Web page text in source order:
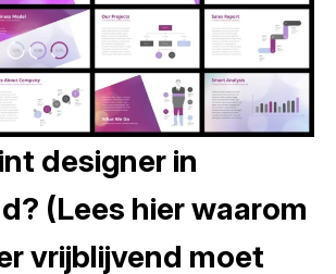
designer in
(Lees hier waarom
vrijblijvend moet